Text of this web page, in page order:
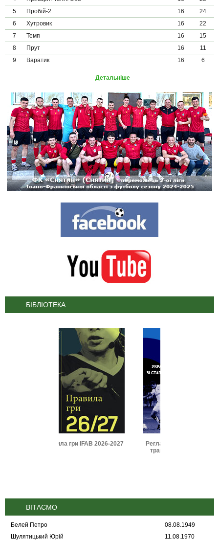
5
Пробій-2 16
24
6
Хутровик 16
22
7
Темп 16
15
8
Прут 16
11
9
Варатик 16 6
Детальніше
БІБЛІОТЕКА
Регламент УАФ зі статусу і
ВІТАЄМО
Белей Петро
08.08.1949
Шулятицький Юрій
11.08.1970